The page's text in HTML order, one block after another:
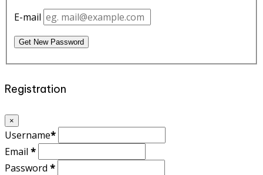
E-mail
Get New Password
Registration
×
Username*
Email *
Password *